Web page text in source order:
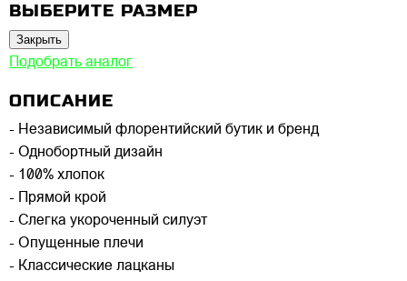
ВЫБЕРИТЕ РАЗМЕР
Закрыть
Подобрать аналог
ОПИСАНИЕ
- Независимый флорентийский бутик и бренд
- Однобортный дизайн
- 100% хлопок
- Прямой крой
- Слегка укороченный силуэт
- Опущенные плечи
- Классические лацканы